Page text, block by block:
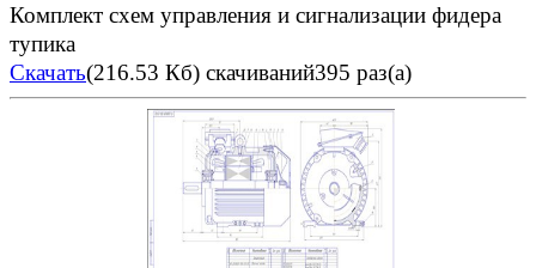
Комплект схем управления и сигнализации фидера
тупика
Скачать(216.53 Кб) скачиваний395 раз(а)